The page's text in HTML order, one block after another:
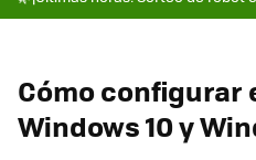
Cómo configurar
Windows 10 y